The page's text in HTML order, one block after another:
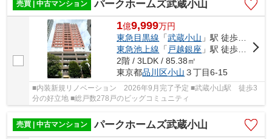
売買 | 中古マンション パークホームズ武蔵小山
1億9,999万円
東急目黒線 「武蔵小山 」駅 徒歩3分
東急池上線 「 戸越銀座 」駅 徒歩15分
2階 / 3LDK / 85.38㎡
東京都品川区小山 ３丁目6-15
■内装新規リノベーション 2026年9月完了予定 ■武蔵小山駅 徒歩3
分の好立地 ■総戸数278戸のビッグコミュニティ
売買 | 中古マンション パークホームズ武蔵小山